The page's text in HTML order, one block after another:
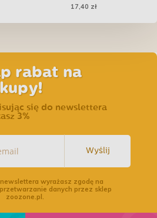
17,40 zł
rabat na
się do newslettera
3%
Wyślij
wyrażasz zgodę na
danych przez sklep
zoozone.pl.